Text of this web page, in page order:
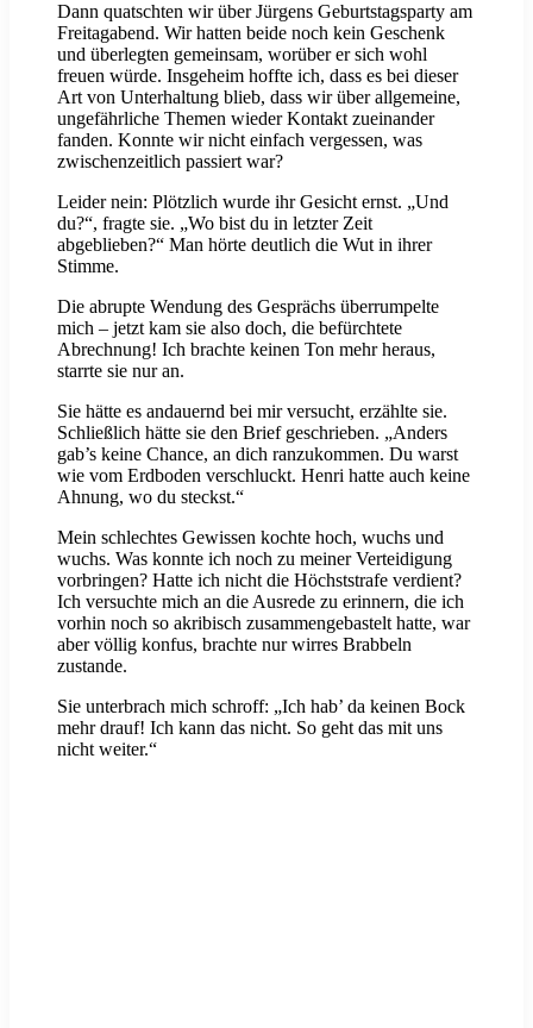
Dann quatschten wir über Jürgens Geburtstagsparty am
Freitagabend. Wir hatten beide noch kein Geschenk
und überlegten gemeinsam, worüber er sich wohl
freuen würde. Insgeheim hoffte ich, dass es bei dieser
Art von Unterhaltung blieb, dass wir über allgemeine,
ungefährliche Themen wieder Kontakt zueinander
fanden. Konnte wir nicht einfach vergessen, was
zwischenzeitlich passiert war?
Leider nein: Plötzlich wurde ihr Gesicht ernst. „Und
du?“, fragte sie. „Wo bist du in letzter Zeit
abgeblieben?“ Man hörte deutlich die Wut in ihrer
Stimme.
Die abrupte Wendung des Gesprächs überrumpelte
mich – jetzt kam sie also doch, die befürchtete
Abrechnung! Ich brachte keinen Ton mehr heraus,
starrte sie nur an.
Sie hätte es andauernd bei mir versucht, erzählte sie.
Schließlich hätte sie den Brief geschrieben. „Anders
gab’s keine Chance, an dich ranzukommen. Du warst
wie vom Erdboden verschluckt. Henri hatte auch keine
Ahnung, wo du steckst.“
Mein schlechtes Gewissen kochte hoch, wuchs und
wuchs. Was konnte ich noch zu meiner Verteidigung
vorbringen? Hatte ich nicht die Höchststrafe verdient?
Ich versuchte mich an die Ausrede zu erinnern, die ich
vorhin noch so akribisch zusammengebastelt hatte, war
aber völlig konfus, brachte nur wirres Brabbeln
zustande.
Sie unterbrach mich schroff: „Ich hab’ da keinen Bock
mehr drauf! Ich kann das nicht. So geht das mit uns
nicht weiter.“